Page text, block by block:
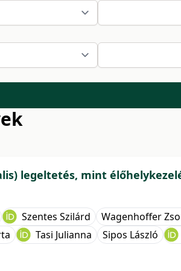
legeltetés, mint
Szentes Szilárd Wagenhoffer
Tasi Julianna Sipos László